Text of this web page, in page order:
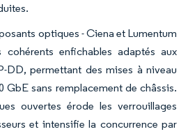
optiques - Ciena et Lumentum
enfichables adaptés aux
DD, permettant des mises à niveau
GbE sans remplacement de châssis.
ouvertes érode les verrouillages
et intensifie la concurrence par